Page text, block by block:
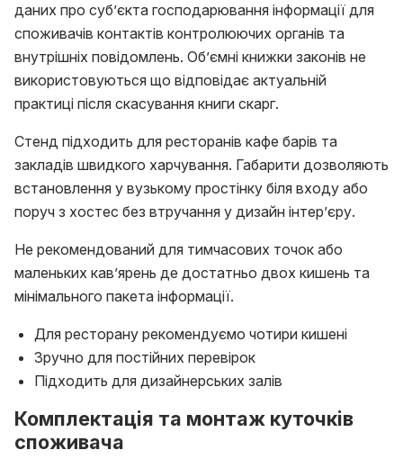
даних про субʼєкта господарювання інформації для
споживачів контактів контролюючих органів та
внутрішніх повідомлень. Обʼємні книжки законів не
використовуються що відповідає актуальній
практиці після скасування книги скарг.
Стенд підходить для ресторанів кафе барів та
закладів швидкого харчування. Габарити дозволяють
встановлення у вузькому простінку біля входу або
поруч з хостес без втручання у дизайн інтерʼєру.
Не рекомендований для тимчасових точок або
маленьких кавʼярень де достатньо двох кишень та
мінімального пакета інформації.
Для ресторану рекомендуємо чотири кишені
Зручно для постійних перевірок
Підходить для дизайнерських залів
Комплектація та монтаж куточків
споживача